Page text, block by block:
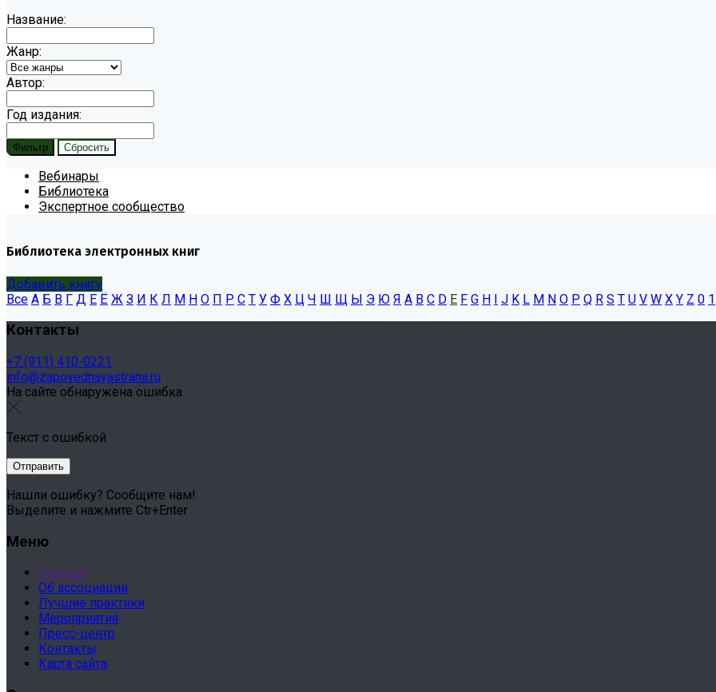
Название:
Жанр:
Автор:
Год издания:
Вебинары
Библиотека
Экспертное сообщество
Библиотека электронных книг
Добавить книгу
Все А Б В Г Д Е Ё Ж З И К Л М Н О П Р С Т У Ф Х Ц Ч Ш Щ Ы Э Ю Я A B C D E F G H I J K L M N O P Q R S T U V W X Y Z 0 1
Контакты
+7 (911) 410-0221
info@zapovednayastrana.ru
На сайте обнаружена ошибка
Текст с ошибкой
Нашли ошибку? Сообщите нам!
Выделите и нажмите Ctr+Enter
Меню
Главная
Об ассоциации
Лучшие практики
Мероприятия
Пресс-центр
Контакты
Карта сайта